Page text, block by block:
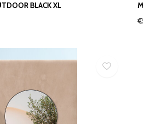
BLACK XL